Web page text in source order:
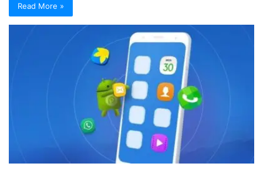
Read More »